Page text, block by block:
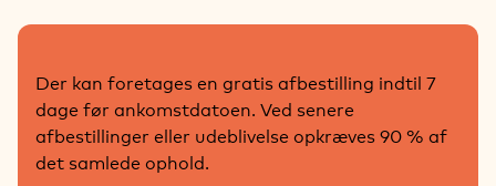
Der kan foretages en gratis afbestilling indtil 7
dage før ankomstdatoen. Ved senere
afbestillinger eller udeblivelse opkræves 90 % af
det samlede ophold.